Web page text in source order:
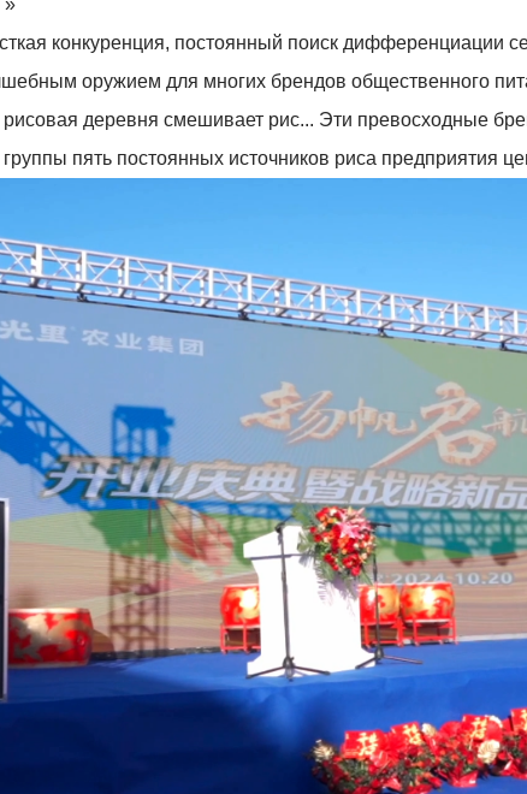
»
конкуренция, постоянный поиск дифференциации
оружием для многих брендов общественного
деревня смешивает рис... Эти превосходные
пять постоянных источников риса предприятия